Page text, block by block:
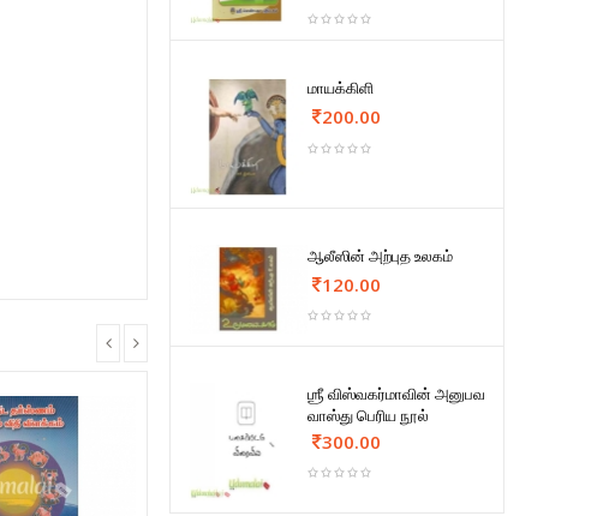
மாயக்கிளி
200.00
ஆலீஸின் அற்புத உலகம்
120.00
ஶ்ரீ விஸ்வகர்மாவின் அனுபவ
வாஸ்து பெரிய நூல்
300.00